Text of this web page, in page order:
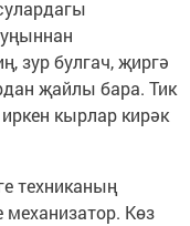
зур булгач, җиргә
җайлы бара. Тик
кырлар кирәк
техниканың
механизатор. Көз